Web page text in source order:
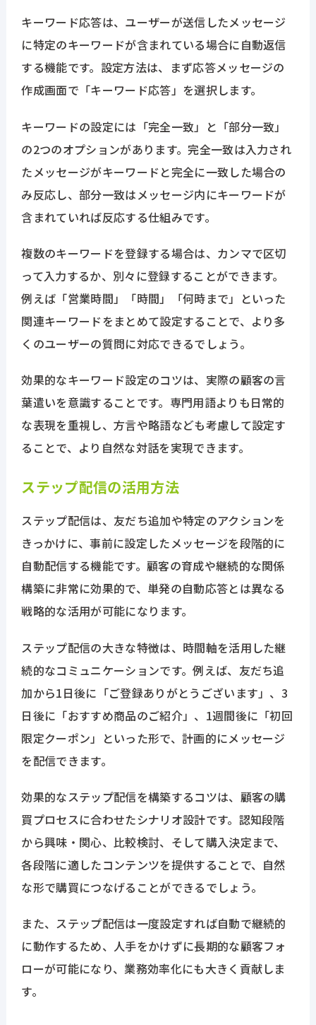
キーワード応答は、ユーザーが送信したメッセージ
に特定のキーワードが含まれている場合に自動返信
する機能です。設定方法は、まず応答メッセージの
作成画面で「キーワード応答」を選択します。
キーワードの設定には「完全一致」と「部分一致」
の2つのオプションがあります。完全一致は入力され
たメッセージがキーワードと完全に一致した場合の
み反応し、部分一致はメッセージ内にキーワードが
含まれていれば反応する仕組みです。
複数のキーワードを登録する場合は、カンマで区切
って入力するか、別々に登録することができます。
例えば「営業時間」「時間」「何時まで」といった
関連キーワードをまとめて設定することで、より多
くのユーザーの質問に対応できるでしょう。
効果的なキーワード設定のコツは、実際の顧客の言
葉遣いを意識することです。専門用語よりも日常的
な表現を重視し、方言や略語なども考慮して設定す
ることで、より自然な対話を実現できます。
ステップ配信の活用方法
ステップ配信は、友だち追加や特定のアクションを
きっかけに、事前に設定したメッセージを段階的に
自動配信する機能です。顧客の育成や継続的な関係
構築に非常に効果的で、単発の自動応答とは異なる
戦略的な活用が可能になります。
ステップ配信の大きな特徴は、時間軸を活用した継
続的なコミュニケーションです。例えば、友だち追
加から1日後に「ご登録ありがとうございます」、3
日後に「おすすめ商品のご紹介」、1週間後に「初回
限定クーポン」といった形で、計画的にメッセージ
を配信できます。
効果的なステップ配信を構築するコツは、顧客の購
買プロセスに合わせたシナリオ設計です。認知段階
から興味・関心、比較検討、そして購入決定まで、
各段階に適したコンテンツを提供することで、自然
な形で購買につなげることができるでしょう。
また、ステップ配信は一度設定すれば自動で継続的
に動作するため、人手をかけずに長期的な顧客フォ
ローが可能になり、業務効率化にも大きく貢献しま
す。